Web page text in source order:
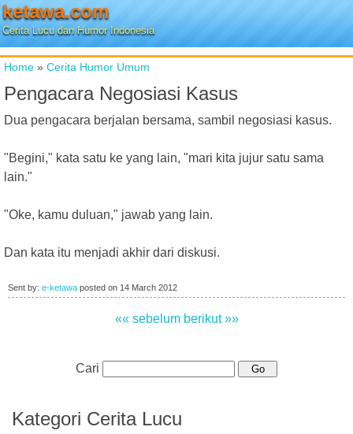
ketawa.com
Cerita Lucu dan Humor Indonesia
Home » Cerita Humor Umum
Pengacara Negosiasi Kasus
Dua pengacara berjalan bersama, sambil negosiasi kasus.
"Begini," kata satu ke yang lain, "mari kita jujur ​​satu sama
lain."
"Oke, kamu duluan," jawab yang lain.
Dan kata itu menjadi akhir dari diskusi.
Sent by: e-ketawa posted on 14 March 2012
«« sebelum berikut »»
Cari
Kategori Cerita Lucu